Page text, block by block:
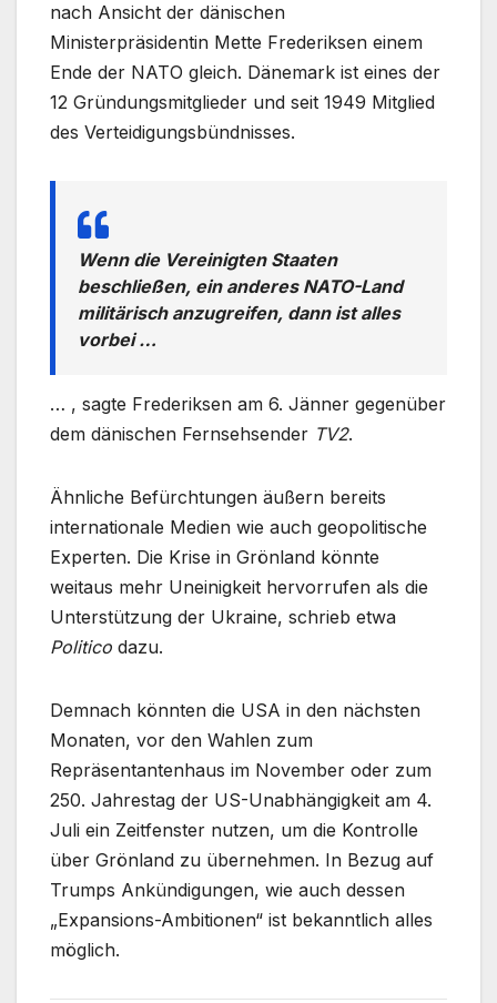
nach Ansicht der dänischen
Ministerpräsidentin Mette Frederiksen einem
Ende der NATO gleich. Dänemark ist eines der
12 Gründungsmitglieder und seit 1949 Mitglied
des Verteidigungsbündnisses.
Wenn die Vereinigten Staaten
beschließen, ein anderes NATO-Land
militärisch anzugreifen, dann ist alles
vorbei …
… , sagte Frederiksen am 6. Jänner gegenüber
dem dänischen Fernsehsender TV2.
Ähnliche Befürchtungen äußern bereits
internationale Medien wie auch geopolitische
Experten. Die Krise in Grönland könnte
weitaus mehr Uneinigkeit hervorrufen als die
Unterstützung der Ukraine, schrieb etwa
Politico dazu.
Demnach könnten die USA in den nächsten
Monaten, vor den Wahlen zum
Repräsentantenhaus im November oder zum
250. Jahrestag der US-Unabhängigkeit am 4.
Juli ein Zeitfenster nutzen, um die Kontrolle
über Grönland zu übernehmen. In Bezug auf
Trumps Ankündigungen, wie auch dessen
„Expansions-Ambitionen“ ist bekanntlich alles
möglich.